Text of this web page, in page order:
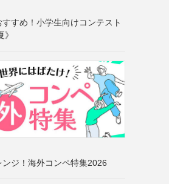
すめ！小学生向けコンテスト
ジ！海外コンペ特集2026